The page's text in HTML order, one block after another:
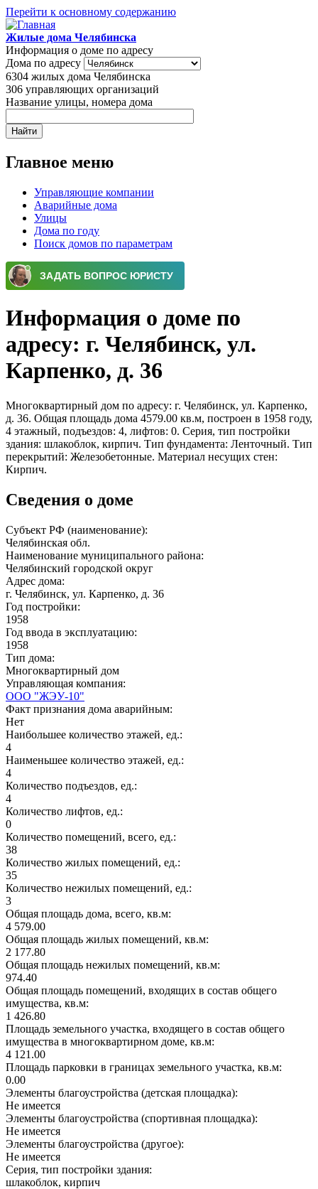
Перейти к основному содержанию
Жилые дома Челябинска
Информация о доме по адресу
Дома по адресу
6304 жилых дома Челябинска
306 управляющих организаций
Название улицы, номера дома
Главное меню
Управляющие компании
Аварийные дома
Улицы
Дома по году
Поиск домов по параметрам
Информация о доме по
адресу: г. Челябинск, ул.
Карпенко, д. 36
Многоквартирный дом по адресу: г. Челябинск, ул. Карпенко,
д. 36. Общая площадь дома 4579.00 кв.м, построен в 1958 году,
4 этажный, подъездов: 4, лифтов: 0. Серия, тип постройки
здания: шлакоблок, кирпич. Тип фундамента: Ленточный. Тип
перекрытий: Железобетонные. Материал несущих стен:
Кирпич.
Сведения о доме
Субъект РФ (наименование):
Челябинская обл.
Наименование муниципального района:
Челябинский городской округ
Адрес дома:
г. Челябинск, ул. Карпенко, д. 36
Год постройки:
1958
Год ввода в эксплуатацию:
1958
Тип дома:
Многоквартирный дом
Управляющая компания:
ООО "ЖЭУ-10"
Факт признания дома аварийным:
Нет
Наибольшее количество этажей, ед.:
4
Наименьшее количество этажей, ед.:
4
Количество подъездов, ед.:
4
Количество лифтов, ед.:
0
Количество помещений, всего, ед.:
38
Количество жилых помещений, ед.:
35
Количество нежилых помещений, ед.:
3
Общая площадь дома, всего, кв.м:
4 579.00
Общая площадь жилых помещений, кв.м:
2 177.80
Общая площадь нежилых помещений, кв.м:
974.40
Общая площадь помещений, входящих в состав общего
имущества, кв.м:
1 426.80
Площадь земельного участка, входящего в состав общего
имущества в многоквартирном доме, кв.м:
4 121.00
Площадь парковки в границах земельного участка, кв.м:
0.00
Элементы благоустройства (детская площадка):
Не имеется
Элементы благоустройства (спортивная площадка):
Не имеется
Элементы благоустройства (другое):
Не имеется
Серия, тип постройки здания:
шлакоблок, кирпич